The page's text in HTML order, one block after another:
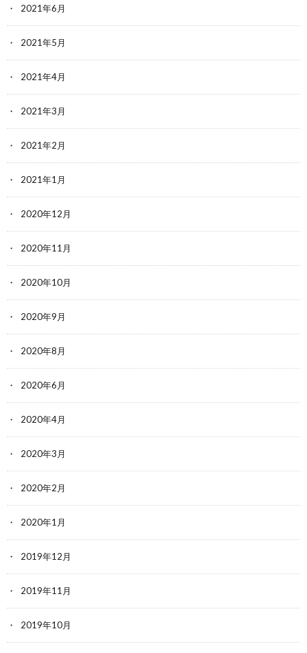
2021年6月
2021年5月
2021年4月
2021年3月
2021年2月
2021年1月
2020年12月
2020年11月
2020年10月
2020年9月
2020年8月
2020年6月
2020年4月
2020年3月
2020年2月
2020年1月
2019年12月
2019年11月
2019年10月